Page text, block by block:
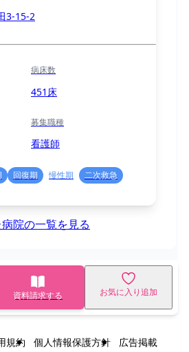
3-15-2
病床数
451床
募集職種
看護師
回復期 慢性期
二次救急
院の一覧を見る
資料請求する お気に入り追加
規約 個人情報保護方針
広告掲載